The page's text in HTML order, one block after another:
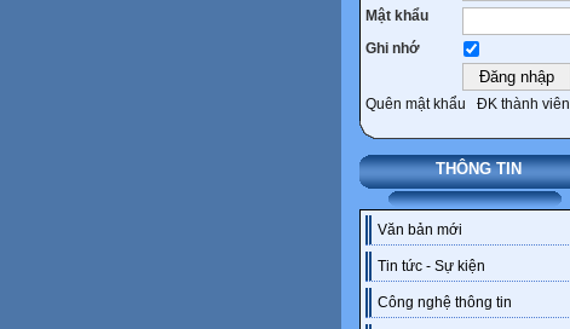
Mật khẩu
Ghi nhớ
Quên mật khẩu ĐK thành viên
THÔNG TIN
Văn bản mới
Tin tức - Sự kiện
Công nghệ thông tin